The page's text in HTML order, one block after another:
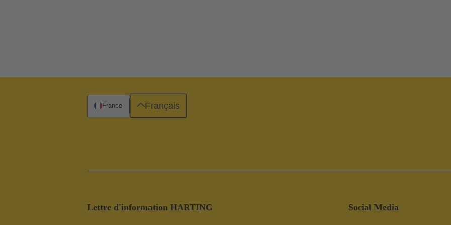
Lettre d'information HARTING Social Media
France Français